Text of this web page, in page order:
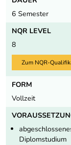
6 Semester
NQR LEVEL
8
Zum NQR-
FORM
Vollzeit
Diplomstudium